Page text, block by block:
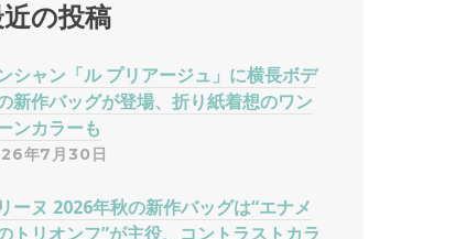
の投稿
シャン「ル プリアージュ」に横長ボデ
新作バッグが登場、折り紙着想のワン
ンカラーも
年7月30日
ーヌ 2026年秋の新作バッグは“エナメ
トリオンフ”が主役、コントラストカラ